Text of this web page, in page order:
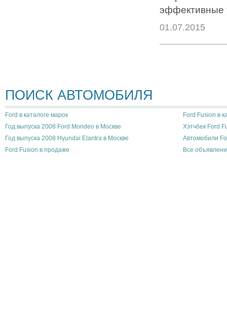
эффективные
01.07.2015
ПОИСК АВТОМОБИЛЯ
Ford в каталоге марок
Ford Fusion в
Год выпуска 2008 Ford Mondeo в Москве
Хэтчбек Ford
Год выпуска 2008 Hyundai Elantra в Москве
Автомобили
Ford Fusion в продаже
Все